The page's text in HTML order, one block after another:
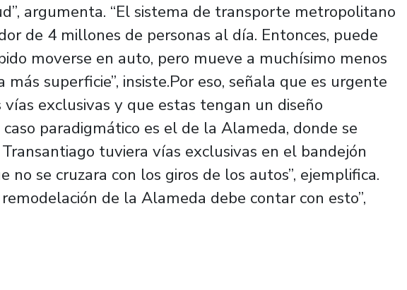
argumenta. “El sistema de transporte metropolitano
de 4 millones de personas al día. Entonces, puede
moverse en auto, pero mueve a muchísimo menos
superficie”, insiste.Por eso, señala que es urgente
vías exclusivas y que estas tengan un diseño
paradigmático es el de la Alameda, donde se
tuviera vías exclusivas en el bandejón
no se cruzara con los giros de los autos”, ejemplifica.
de la Alameda debe contar con esto”,